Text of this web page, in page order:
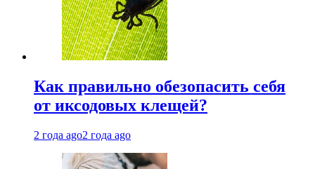
Как правильно обезопасить себя
от иксодовых клещей?
2 года ago2 года ago